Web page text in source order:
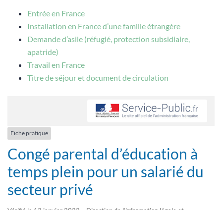
Entrée en France
Installation en France d’une famille étrangère
Demande d’asile (réfugié, protection subsidiaire,
apatride)
Travail en France
Titre de séjour et document de circulation
Fiche pratique
Congé parental d’éducation à
temps plein pour un salarié du
secteur privé